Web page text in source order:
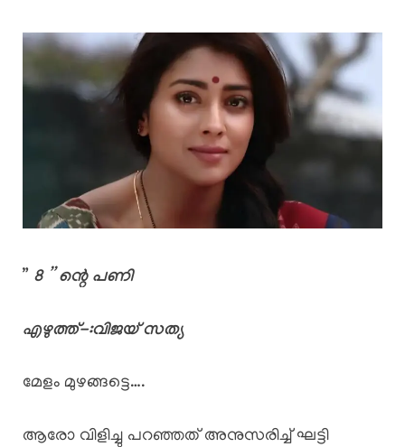
” 8 ” ന്റെ പണി
എഴുത്ത്-:വിജയ് സത്യ
മേളം മുഴങ്ങട്ടെ….
ആരോ വിളിച്ചു പറഞ്ഞത് അനുസരിച്ച് ഘട്ടി